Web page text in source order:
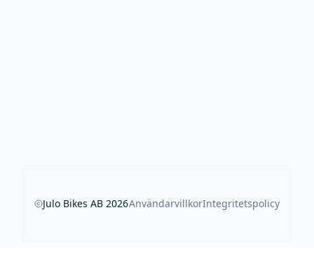
Julo Bikes AB 2026AnvändarvillkorIntegritetspolicy